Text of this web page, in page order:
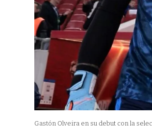
Gastón Olveira en su debut con la